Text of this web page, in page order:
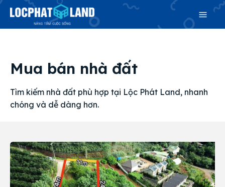
Phiên bản cập nhật V3
& tìm kiếm nhanh chóng hơn
Dự án
Mua bán
Mua bán nhà đất
Tìm kiếm nhà đất phù hợp tại Lộc Phát Land, nhanh
chóng và dễ dàng hơn.